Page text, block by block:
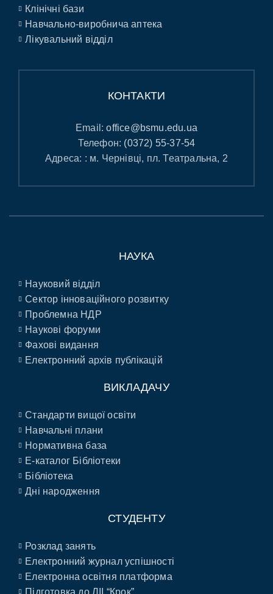
Клінічні бази
Навчально-виробнича аптека
Лікувальний відділ
КОНТАКТИ
Email:office@bsmu.edu.ua
Телефон: (0372) 55-37-54
Адреса: : м. Чернівці, пл. Театральна, 2
НАУКА
Науковий відділ
Сектор інноваційного розвитку
Проблемна НДР
Наукові форуми
Фахові видання
Електронний архів публікацій
ВИКЛАДАЧУ
Стандарти вищої освіти
Навчальні плани
Нормативна база
E-каталог Бібліотеки
Бібліотека
Дні народження
СТУДЕНТУ
Розклад занять
Електронний журнал успішності
Електронна освітня платформа